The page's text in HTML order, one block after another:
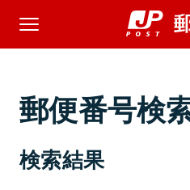
郵便番号検
検索結果